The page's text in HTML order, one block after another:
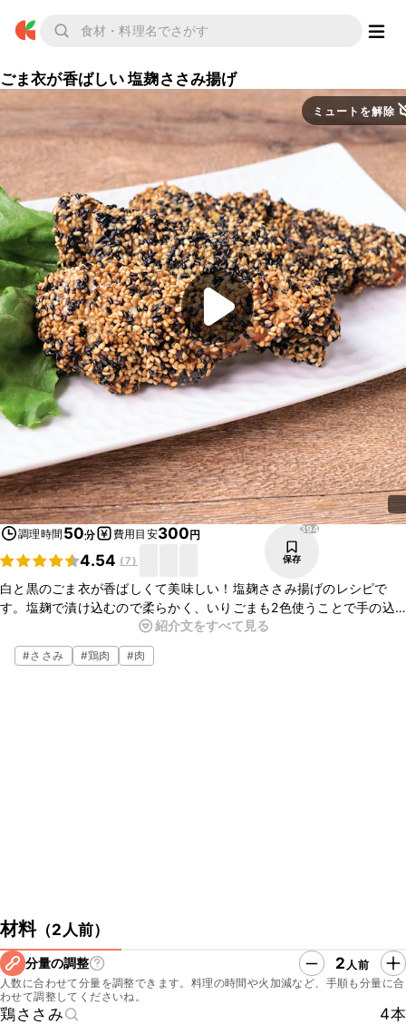
ごま衣が香ばしい 塩麹ささみ揚げ
ミュートを解除
調理時間 50分 費用目安300円
4.54 (7)
394
保存
白と黒のごま衣が香ばしくて美味しい！塩麹ささみ揚げのレシピで
す。塩麹で漬け込むので柔らかく、いりごまも2色使うことで手の込
んだ一品に見えますね。おかずにはもちろん、お酒のお供やお弁当に
もぴったりですよ！
紹介文をすべて見る
#ささみ #鶏肉 #肉
材料（2人前）
分量の調整 2 人前
人数に合わせて分量を調整できます。料理の時間や火加減など、手順も分量に合
わせて調整してくださいね。
鶏ささみ 4本